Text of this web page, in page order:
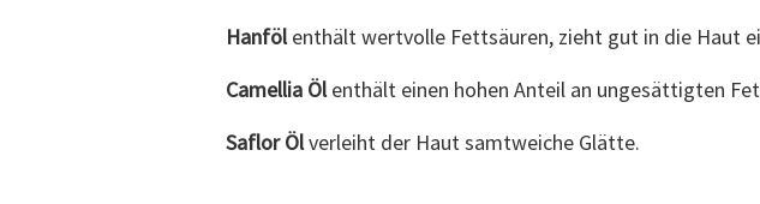
Hanfölenthält wertvolle Fettsäuren, zieht gut in die Haut
Camellia Ölenthält einen hohen Anteil an ungesättigten
Saflor Ölverleiht der Haut samtweiche Glätte.